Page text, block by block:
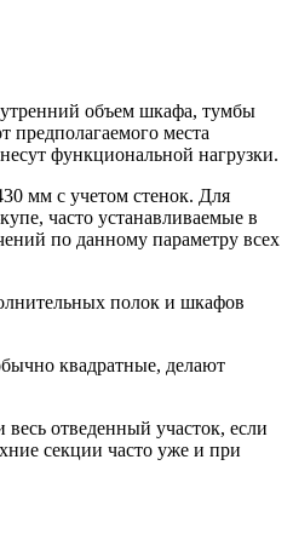
объем шкафа, тумбы
предполагаемого места
функциональной нагрузки.
мм с учетом стенок. Для
часто устанавливаемые в
по данному параметру всех
полок и шкафов
квадратные, делают
отведенный участок, если
секции часто уже и при